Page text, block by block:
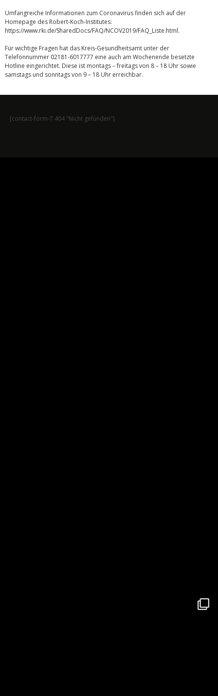
Umfangreiche Informationen zum Coronavirus finden sich auf der
Homepage des Robert-Koch-Institutes:
https://www.rki.de/SharedDocs/FAQ/NCOV2019/FAQ_Liste.html.
Für wichtige Fragen hat das Kreis-Gesundheitsamt unter der
Telefonnummer 02181-6017777 eine auch am Wochenende besetzte
Hotline eingerichtet. Diese ist montags – freitags von 8 – 18 Uhr sowie
samstags und sonntags von 9 – 18 Uhr erreichbar.
[contact-form-7 404 "Nicht gefunden"]